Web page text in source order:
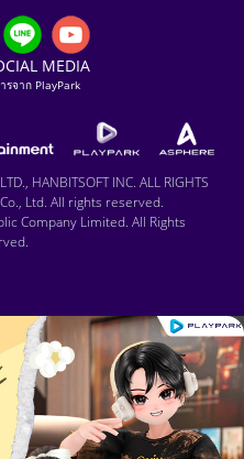
MEDIA
จาก PlayPark
HANBITSOFT INC. ALL RIGHTS
Ltd. All rights reserved.
Company Limited. All Rights